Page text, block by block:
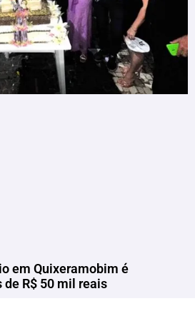
em Quixeramobim é
R$ 50 mil reais